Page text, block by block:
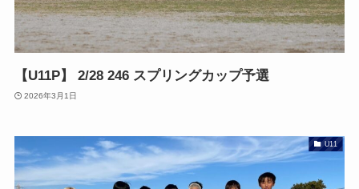
【U11P】 2/28 246 スプリングカップ予選
2026年3月1日
U11